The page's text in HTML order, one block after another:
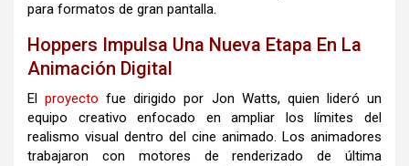
para formatos de gran pantalla.
Hoppers Impulsa Una Nueva Etapa En La
Animación Digital
Elproyecto fue dirigido por Jon Watts, quien lideró un
equipo creativo enfocado en ampliar los límites del
realismo visual dentro del cine animado. Los animadores
trabajaron con motores de renderizado de última